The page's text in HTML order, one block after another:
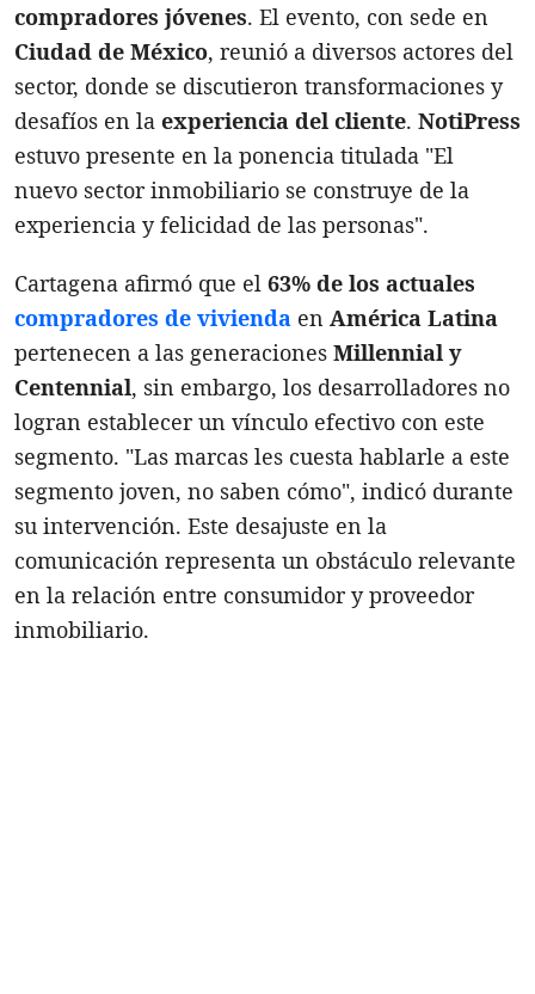
compradores jóvenes. El evento, con sede en
Ciudad de México, reunió a diversos actores del
sector, donde se discutieron transformaciones y
desafíos en la experiencia del cliente. NotiPress
estuvo presente en la ponencia titulada "El
nuevo sector inmobiliario se construye de la
experiencia y felicidad de las personas".
Cartagena afirmó que el 63% de los actuales
compradores de vivienda en América Latina
pertenecen a las generaciones Millennial y
Centennial, sin embargo, los desarrolladores no
logran establecer un vínculo efectivo con este
segmento. "Las marcas les cuesta hablarle a este
segmento joven, no saben cómo", indicó durante
su intervención. Este desajuste en la
comunicación representa un obstáculo relevante
en la relación entre consumidor y proveedor
inmobiliario.